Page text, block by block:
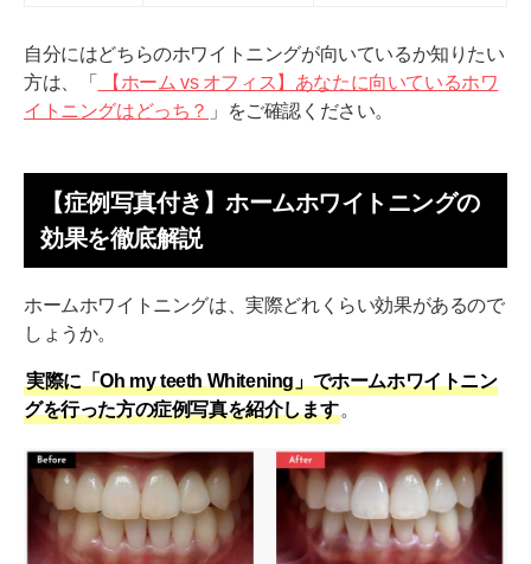
自分にはどちらのホワイトニングが向いているか知りたい
方は、「
【ホーム vs オフィス】あなたに向いているホワ
イトニングはどっち？ 」をご確認ください。
【症例写真付き】ホームホワイトニングの
効果を徹底解説
ホームホワイトニングは、実際どれくらい効果があるので
しょうか。
実際に「Oh my teeth Whitening」でホームホワイトニン
グを行った方の症例写真を紹介します 。